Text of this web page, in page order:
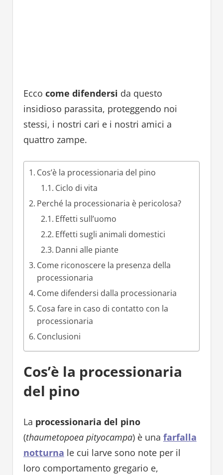
Ecco come difendersi da questo
insidioso parassita, proteggendo noi
stessi, i nostri cari e i nostri amici a
quattro zampe.
Cos’è la processionaria del pino
Ciclo di vita
Perché la processionaria è pericolosa?
Effetti sull’uomo
Effetti sugli animali domestici
Danni alle piante
Come riconoscere la presenza della
processionaria
Come difendersi dalla processionaria
Cosa fare in caso di contatto con la
processionaria
Conclusioni
Cos’è la processionaria
del pino
La processionaria del pino
(thaumetopoea pityocampa) è una farfalla
notturna le cui larve sono note per il
loro comportamento gregario e,